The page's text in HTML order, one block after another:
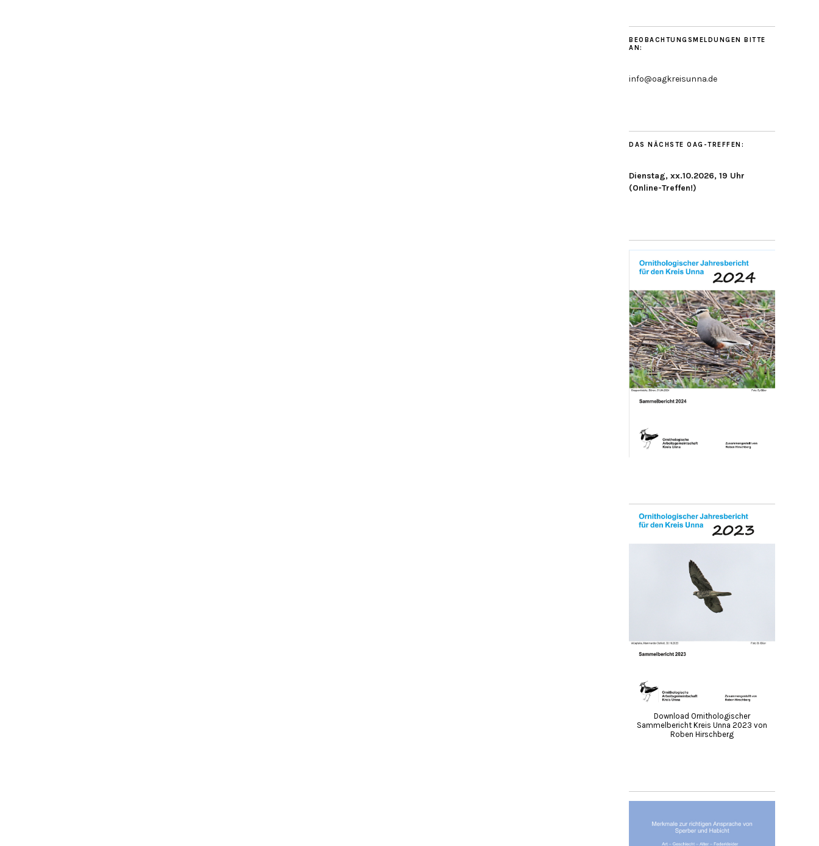
BEOBACHTUNGSMELDUNGEN BITTE
AN:
info@oagkreisunna.de
DAS NÄCHSTE OAG-TREFFEN:
Dienstag, xx.10.2026, 19 Uhr
(Online-Treffen!)
Download Ornithologischer
Sammelbericht Kreis Unna 2023 von
Roben Hirschberg